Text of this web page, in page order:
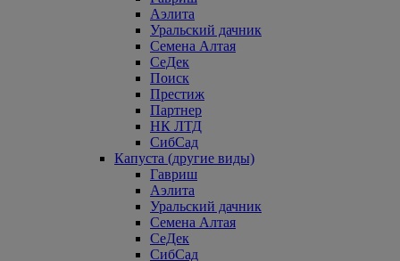
Аэлита
Уральский дачник
Семена Алтая
СеДек
Поиск
Престиж
Партнер
НК ЛТД
СибСад
Капуста (другие виды)
Гавриш
Аэлита
Уральский дачник
Семена Алтая
СеДек
СибСад